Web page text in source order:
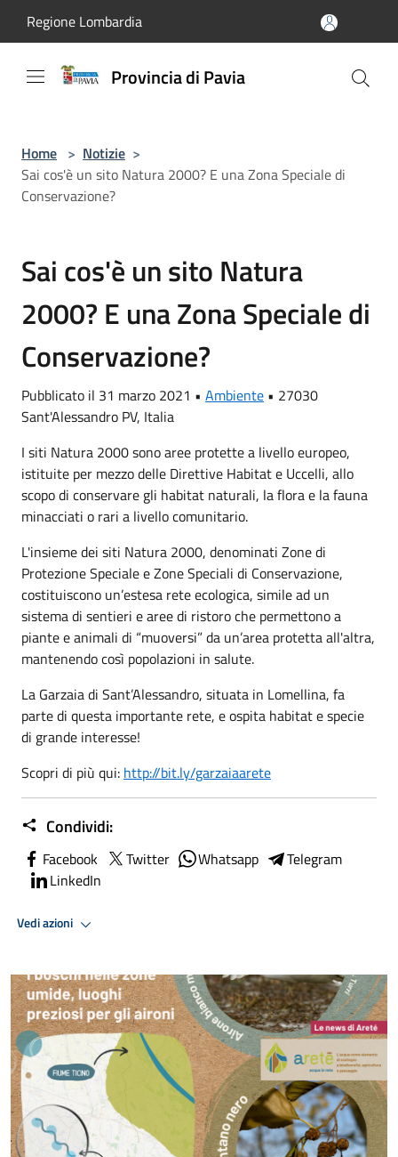
Regione Lombardia
Provincia di Pavia
Home > Notizie >
Sai cos'è un sito Natura 2000? E una Zona Speciale di
Conservazione?
Sai cos'è un sito Natura
2000? E una Zona Speciale di
Conservazione?
Pubblicato il 31 marzo 2021 • Ambiente • 27030
Sant'Alessandro PV, Italia
I siti Natura 2000 sono aree protette a livello europeo,
istituite per mezzo delle Direttive Habitat e Uccelli, allo
scopo di conservare gli habitat naturali, la flora e la fauna
minacciati o rari a livello comunitario.
L'insieme dei siti Natura 2000, denominati Zone di
Protezione Speciale e Zone Speciali di Conservazione,
costituiscono un’estesa rete ecologica, simile ad un
sistema di sentieri e aree di ristoro che permettono a
piante e animali di “muoversi” da un’area protetta all'altra,
mantenendo così popolazioni in salute.
La Garzaia di Sant’Alessandro, situata in Lomellina, fa
parte di questa importante rete, e ospita habitat e specie
di grande interesse!
Scopri di più qui: http://bit.ly/garzaiaarete
Condividi:
Facebook Twitter Whatsapp
Telegram
LinkedIn
Vedi azioni